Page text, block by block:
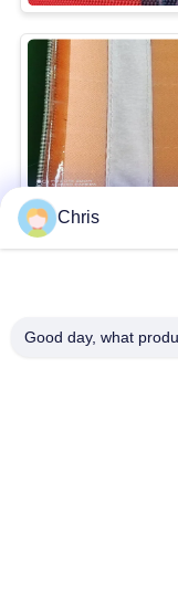
인
용
문
을
요
구
세
비 부직물
Chris
Good day, what